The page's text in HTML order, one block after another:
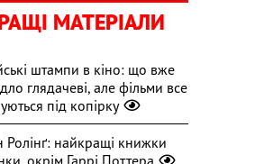
МАТЕРІАЛИ
штампи в кіно: що вже
глядачеві, але фільми все
під копірку
найкращі книжки
окрім Гаррі Поттера